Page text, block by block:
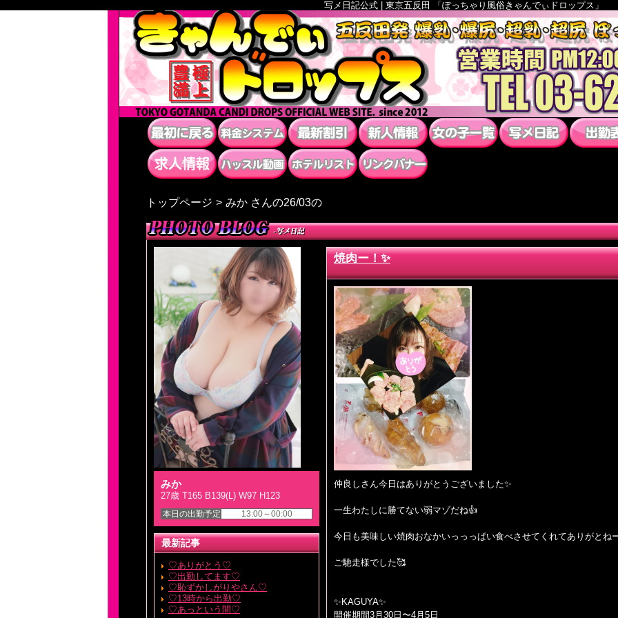
写メ日記公式 | 東京五反田 「ぽっちゃり風俗きゃんでぃドロップス」
トップページ みか さんの26/03の
みか
27歳 T165 B139(L) W97 H123
本日の出勤予定 13:00～00:00
最新記事
♡ありがとう♡
♡出勤してます♡
♡恥ずかしがりやさん♡
♡13時から出勤♡
♡あっという間♡
焼肉ー！✨
仲良しさん今日はありがとうございました✨
一生わたしに勝てない弱マゾだね︎︎👍
今日も美味しい焼肉おなかいっっっぱい食べさせてくれてありがとね
ご馳走様でした🥰
✨KAGUYA✨
開催期間3月30日〜4月5日